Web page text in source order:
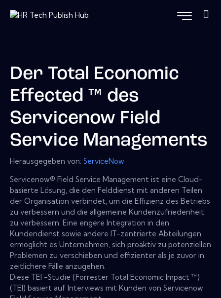
Der Total Economic
Effected ™ des
Servicenow Field
Service Managements
Herausgegeben von: ServiceNow
Servicenow® Field Service Management ist eine Cloud-
basierte Lösung, die den Felddienst mit anderen Teilen
der Organisation verbindet, um die Effizienz des Betriebs
zu verbessern und die allgemeine Kundenzufriedenheit
zu verbessern. Eine engere Integration in den
Kundendienst sowie andere IT-zentrierte Abteilungen
ermöglicht es Unternehmen, sich proaktiv zu potenziellen
Problemen zu verschieben und effizienter als je zuvor in
zeitlichere Fälle anzugehen.
Diese TEI -Studie (Forrester Total Economic Impact ™)
(TEI) basiert auf Interviews mit Kunden von Servicenow